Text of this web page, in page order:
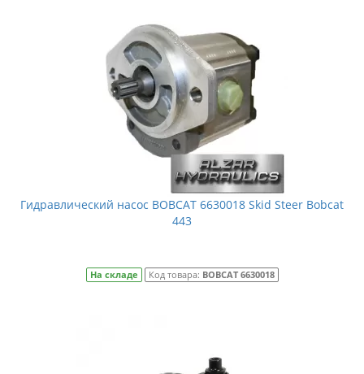
Гидравлический насос BOBCAT 6630018 Skid Steer Bobcat
443
На складе Код товара: BOBCAT 6630018